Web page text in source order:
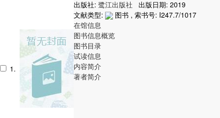
1.
出版社: 鹭江出版社
出版日期: 2019
文献类型:
图书 , 索书号: I247.7/1017
在馆信息
图书信息概览
图书目录
试读信息
内容简介
著者简介